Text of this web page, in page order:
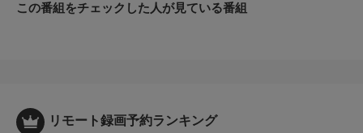
＊番組および商品内容に変更が生じる場合もございます。
この番組をチェックした人が見ている番組
リモート録画予約ランキング